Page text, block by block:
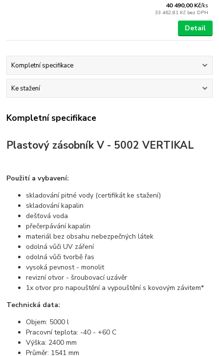
40 490,00 Kč/ks
33 462,81 Kč bez DPH
Detail
Kompletní specifikace
Ke stažení
Kompletní specifikace
Plastový zásobník V - 5002 VERTIKAL
Použití a vybavení:
skladování pitné vody (certifikát ke stažení)
skladování kapalin
dešťová voda
přečerpávání kapalin
materiál bez obsahu nebezpečných látek
odolná vůči UV záření
odolná vůči tvorbě řas
vysoká pevnost - monolit
revizní otvor - šroubovací uzávěr
1x otvor pro napouštění a vypouštění s kovovým závitem*
Technická data:
Objem: 5000 l
Pracovní teplota: -40 - +60 C
Výška: 2400 mm
Průměr: 1541 mm